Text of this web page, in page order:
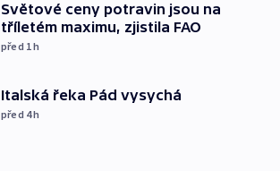
Světové ceny potravin jsou na
tříletém maximu, zjistila FAO
před 1h
Italská řeka Pád vysychá
před 4h